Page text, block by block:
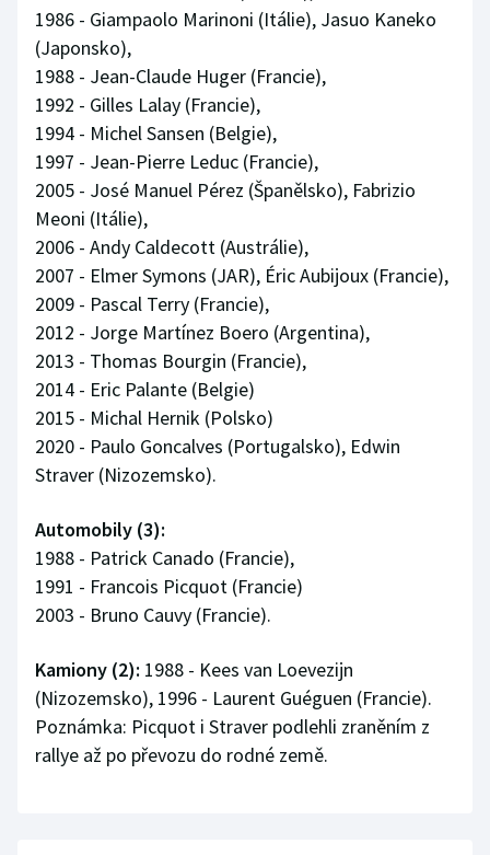
Motorsport
Olympijské hry
Parasport
Plavání
Plážový volejbal
Ragby
Rychlobruslení
Rychlostní kanoistika
Short track
Sportovní střelba
Stolní tenis
Triatlon
Veslování
Vodní slalom
1986 - Giampaolo Marinoni (Itálie), Jasuo Kaneko
(Japonsko),
1988 - Jean-Claude Huger (Francie),
1992 - Gilles Lalay (Francie),
1994 - Michel Sansen (Belgie),
1997 - Jean-Pierre Leduc (Francie),
2005 - José Manuel Pérez (Španělsko), Fabrizio
Meoni (Itálie),
2006 - Andy Caldecott (Austrálie),
2007 - Elmer Symons (JAR), Éric Aubijoux (Francie),
2009 - Pascal Terry (Francie),
2012 - Jorge Martínez Boero (Argentina),
2013 - Thomas Bourgin (Francie),
2014 - Eric Palante (Belgie)
2015 - Michal Hernik (Polsko)
2020 - Paulo Goncalves (Portugalsko), Edwin
Straver (Nizozemsko).
Automobily (3):
1988 - Patrick Canado (Francie),
1991 - Francois Picquot (Francie)
2003 - Bruno Cauvy (Francie).
Kamiony (2): 1988 - Kees van Loevezijn
(Nizozemsko), 1996 - Laurent Guéguen (Francie).
Poznámka: Picquot i Straver podlehli zraněním z
rallye až po převozu do rodné země.